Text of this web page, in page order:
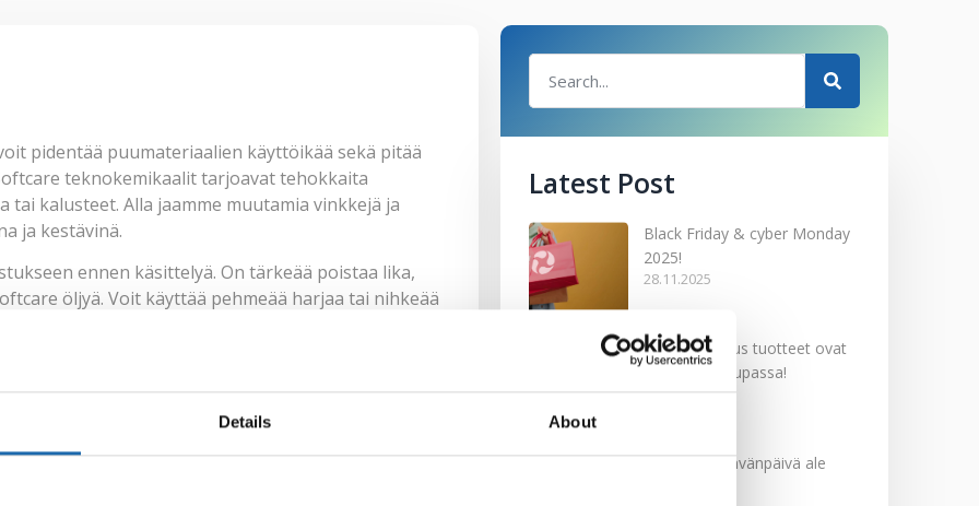
Details About
pidentää puumateriaalien käyttöikää sekä pitää
teknokemikaalit tarjoavat tehokkaita
kalusteet. Alla jaamme muutamia vinkkejä ja
ja kestävinä.
ennen käsittelyä. On tärkeää poistaa lika,
öljyä. Voit käyttää pehmeää harjaa tai nihkeää
120 ml sopii myös puupinnoille. Muista myös
olla kuiva, jotta öljy pystyy imeytymään
avulla
puunhoitoon. Alla esittelemme muutamia
Latest Post
Black Friday & cyber Monday
2025!
28.11.2025
Kevään uutuus tuotteet ovat
nyt verkkokaupassa!
10.03.2025
Softcare Ystävänpäivä ale